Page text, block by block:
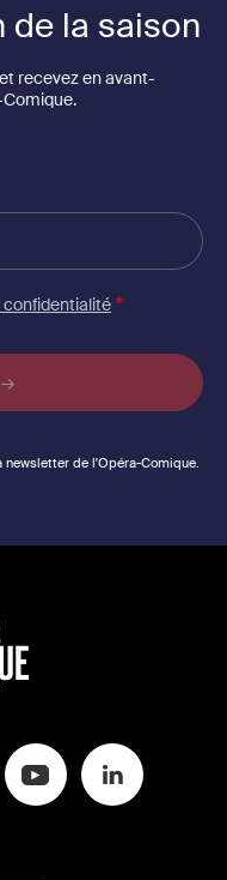
de la saison
recevez en avant-
confidentialité
newsletter de l'Opéra-Comique.